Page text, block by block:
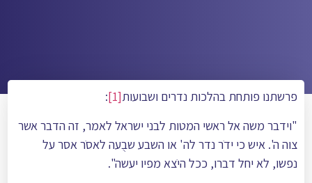
פרשתנו פותחת בהלכות נדרים ושבועות[1]
:
"וידבר משה אל ראשי המטות לבני ישראל לאמר, זה הדבר אשר
צוה ה'. איש כי ידֹר נדר לה' או השבע שבֻעה לאסֹר אסר על
נפשו, לא יחל דברו, ככל היֹצא מפיו יעשה".